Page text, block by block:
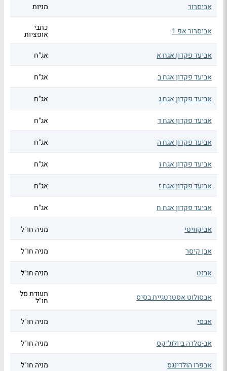
אביסרור מניות
אביסרור אפ 1 כתבי
אופציות
אביעד פקדון אגח א
אג"ח
אביעד פקדון אגח ב אג"ח
אביעד פקדון אגח ג אג"ח
אביעד פקדון אגח ד אג"ח
אביעד פקדון אגח ה אג"ח
אביעד פקדון אגח ו אג"ח
אביעד פקדון אגח ז אג"ח
אביעד פקדון אגח ח אג"ח
אביקוויטי מניה חו"ל
אבן קיסר מניה חו"ל
אבנט מניה חו"ל
אבסולוט אסטרטגיית בסיס תעודת סל
חו"ל
אבסי
מניה חו"ל
אב-סלרה ביולוג'יקס מניה חו"ל
אבפרו הולדינגס מניה חו"ל